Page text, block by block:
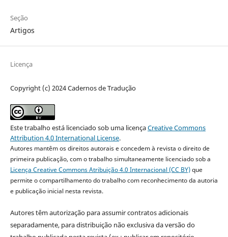
Seção
Artigos
Licença
Copyright (c) 2024 Cadernos de Tradução
Este trabalho está licenciado sob uma licençaCreative Commons
Attribution 4.0 International License.
Autores mantêm os direitos autorais e concedem à revista o direito de
primeira publicação, com o trabalho simultaneamente licenciado sob a
Licença Creative Commons Atribuição 4.0 Internacional (CC BY)que
permite o compartilhamento do trabalho com reconhecimento da autoria
e publicação inicial nesta revista.
Autores têm autorização para assumir contratos adicionais
separadamente, para distribuição não exclusiva da versão do